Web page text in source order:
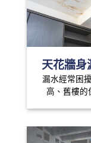
天花牆身
漏水經常困
高、舊樓的